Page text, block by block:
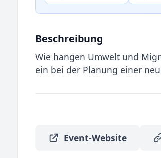
Beschreibung
Wie hängen Umwelt und
ein bei der Planung einer
Event-Website